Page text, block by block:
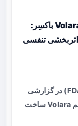
هشدار زودهنگام FDA درباره سیستم Volara باکسِر:
اثربخشی تنفسی
مقدمه اداره غذا و داروی ایالات متحده (FDA) در گزارشی
زودهنگام نسبت به مشکلی فنی در سیستم Volara ساخت